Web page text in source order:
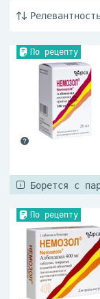
По рецепту
Борется с
По рецепту